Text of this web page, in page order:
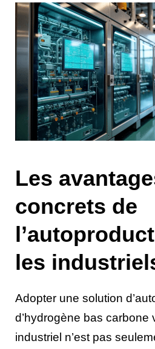
Les
concrets de
les
Adopter une solution
d’hydrogène bas carbone
industriel n’est pas